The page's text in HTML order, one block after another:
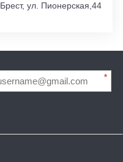
Брест, ул. Пионерская,44
*